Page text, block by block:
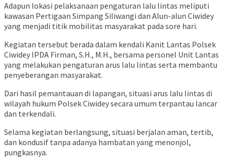
Adapun lokasi pelaksanaan pengaturan lalu lintas meliputi
kawasan Pertigaan Simpang Siliwangi dan Alun-alun Ciwidey
yang menjadi titik mobilitas masyarakat pada sore hari.
Kegiatan tersebut berada dalam kendali Kanit Lantas Polsek
Ciwidey IPDA Firman, S.H., M.H., bersama personel Unit Lantas
yang melakukan pengaturan arus lalu lintas serta membantu
penyeberangan masyarakat.
Dari hasil pemantauan di lapangan, situasi arus lalu lintas di
wilayah hukum Polsek Ciwidey secara umum terpantau lancar
dan terkendali.
Selama kegiatan berlangsung, situasi berjalan aman, tertib,
dan kondusif tanpa adanya hambatan yang menonjol,
pungkasnya.